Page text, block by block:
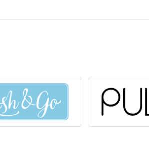
Применять с осторожностью при
недоступном для детей.
огня, света.